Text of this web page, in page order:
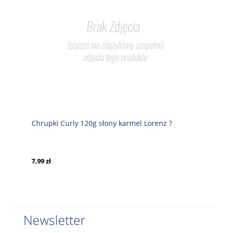
Chrupki Curly 120g słony karmel Lorenz ?
7,99 zł
Newsletter